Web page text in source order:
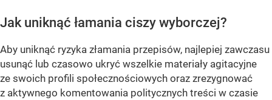
Jak uniknąć łamania ciszy wyborczej?
Aby uniknąć ryzyka złamania przepisów, najlepiej zawczasu
usunąć lub czasowo ukryć wszelkie materiały agitacyjne
ze swoich profili społecznościowych oraz zrezygnować
z aktywnego komentowania politycznych treści w czasie